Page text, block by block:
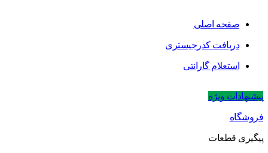
صفحه اصلی
دریافت کدرجیستری
استعلام گارانتی
پیشنهادات ویژه
فروشگاه
پیگیری قطعات